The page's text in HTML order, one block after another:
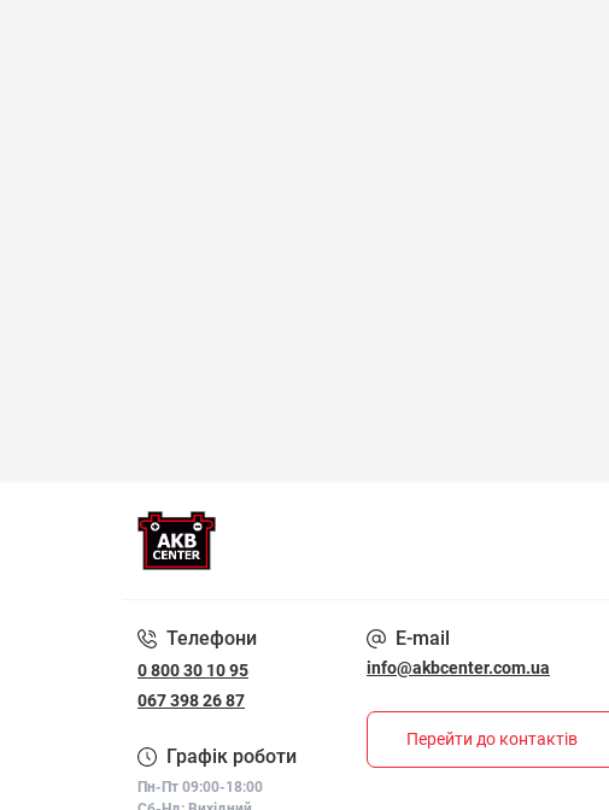
Телефони
0 800 30 10 95
067 398 26 87
Графік роботи
Пн-Пт 09:00-18:00
E-mail
info@akbcenter.com.ua
Перейти до контактів